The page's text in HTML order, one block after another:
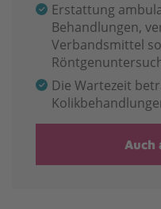
Erstattung
Behandlungen,
Verbandsmittel
Die Wartezeit
Auch